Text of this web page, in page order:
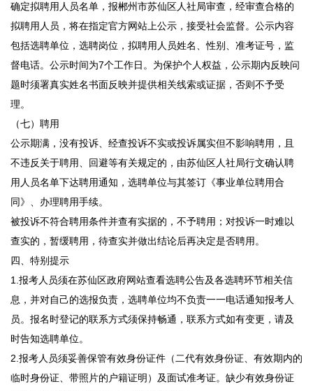
确定拟聘用人员名单，报郴州市苏仙区人社局审查，经审查合格的
拟聘用人员，将在指定官方网站上公示，接受社会监督。公示内容
包括选聘单位，选聘岗位，拟聘用人员姓名、性别、准考证号，监
督电话。公示时间为7个工作日。为保护个人权益，公示期内反映问
题时须署真实姓名书面反映并提供相关线索或证据，否则不予受
理。
（七）聘用
公示期满，没有投诉、经查投诉不实或投诉属实但不影响聘用，且
不违反关于聘用、回避等有关规定的，由苏仙区人社局行文确认聘
用人员名单下达聘用通知，选聘单位与其签订《事业单位聘用合
同》、办理聘用手续。
被投诉不符合聘用条件并查有实据的，不予聘用；对投诉一时难以
查实的，暂缓聘用，待查实并做出结论后再决定是否聘用。
四、特别提示
1.报考人员须在苏仙区政府网站查看选聘公告及各选聘环节相关信
息，并对自己的选报负责，选聘单位均不负责一一电话通知报考人
员。报名时登记的联系方式须保持畅通，联系方式如有变更，请及
时告知选聘单位。
2.报考人员须妥善保管有效身份证件（二代有效身份证、有效期内的
临时身份证、带照片的户籍证明）及面试准考证。缺少有效身份证